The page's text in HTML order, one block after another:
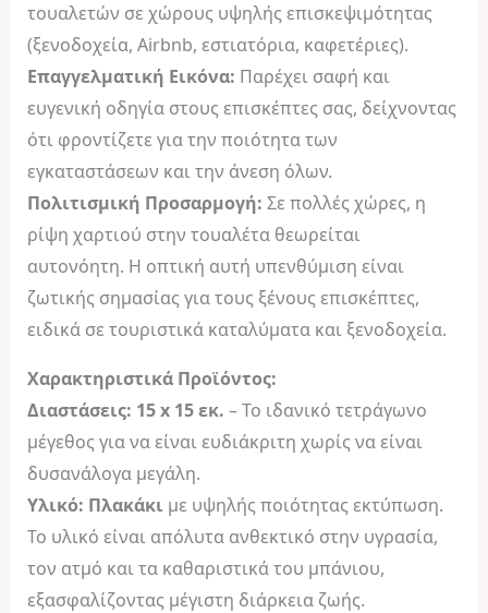
τουαλετών σε χώρους υψηλής επισκεψιμότητας
(ξενοδοχεία, Airbnb, εστιατόρια, καφετέριες).
Επαγγελματική Εικόνα: Παρέχει σαφή και
ευγενική οδηγία στους επισκέπτες σας, δείχνοντας
ότι φροντίζετε για την ποιότητα των
εγκαταστάσεων και την άνεση όλων.
Πολιτισμική Προσαρμογή: Σε πολλές χώρες, η
ρίψη χαρτιού στην τουαλέτα θεωρείται
αυτονόητη. Η οπτική αυτή υπενθύμιση είναι
ζωτικής σημασίας για τους ξένους επισκέπτες,
ειδικά σε τουριστικά καταλύματα και ξενοδοχεία.
Χαρακτηριστικά Προϊόντος:
Διαστάσεις: 15 x 15 εκ. – Το ιδανικό τετράγωνο
μέγεθος για να είναι ευδιάκριτη χωρίς να είναι
δυσανάλογα μεγάλη.
Υλικό: Πλακάκι με υψηλής ποιότητας εκτύπωση.
Το υλικό είναι απόλυτα ανθεκτικό στην υγρασία,
τον ατμό και τα καθαριστικά του μπάνιου,
εξασφαλίζοντας μέγιστη διάρκεια ζωής.